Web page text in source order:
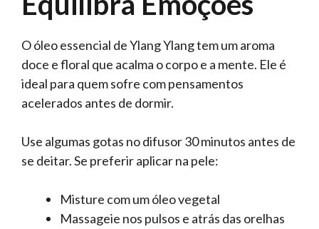
O óleo essencial de Ylang Ylang tem um aroma
doce e floral que acalma o corpo e a mente. Ele é
ideal para quem sofre com pensamentos
acelerados antes de dormir.
Use algumas gotas no difusor 30 minutos antes de
se deitar. Se preferir aplicar na pele:
Misture com um óleo vegetal
Massageie nos pulsos e atrás das orelhas